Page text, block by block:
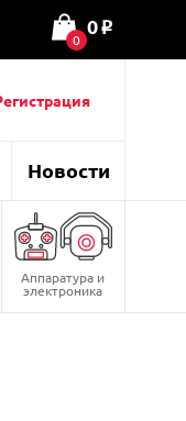
0
0 o
Новости
Аппаратура и
электроника